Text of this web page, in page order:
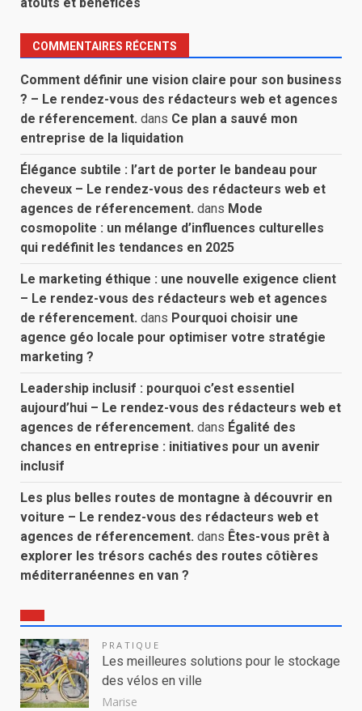
COMMENTAIRES RÉCENTS
Comment définir une vision claire pour son business
? – Le rendez-vous des rédacteurs web et agences
de réferencement. dans Ce plan a sauvé mon
entreprise de la liquidation
Élégance subtile : l’art de porter le bandeau pour
cheveux – Le rendez-vous des rédacteurs web et
agences de réferencement. dans Mode
cosmopolite : un mélange d’influences culturelles
qui redéfinit les tendances en 2025
Le marketing éthique : une nouvelle exigence client
– Le rendez-vous des rédacteurs web et agences
de réferencement. dans Pourquoi choisir une
agence géo locale pour optimiser votre stratégie
marketing ?
Leadership inclusif : pourquoi c’est essentiel
aujourd’hui – Le rendez-vous des rédacteurs web et
agences de réferencement. dans Égalité des
chances en entreprise : initiatives pour un avenir
inclusif
Les plus belles routes de montagne à découvrir en
voiture – Le rendez-vous des rédacteurs web et
agences de réferencement. dans Êtes-vous prêt à
explorer les trésors cachés des routes côtières
méditerranéennes en van ?
PRATIQUE
Les meilleures solutions pour le stockage
des vélos en ville
Marise